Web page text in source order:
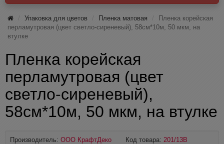
Упаковка для цветов Пленка матовая
Пленка корейская
перламутровая (цвет светло-сиреневый), 58см*10м, 50 мкм, на
втулке
Пленка корейская
перламутровая (цвет
светло-сиреневый),
58см*10м, 50 мкм, на втулке
Производитель: ООО КрафтДеко Код товара: 201/13В